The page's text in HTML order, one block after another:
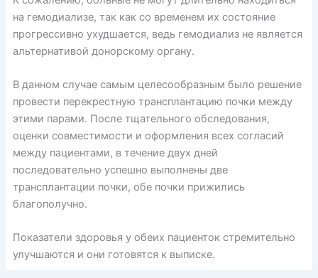
на гемодиализе, так как со временем их состояние
прогрессивно ухудшается, ведь гемодиализ не является
альтернативой донорскому органу.
В данном случае самым целесообразным было решение
провести перекрестную трансплантацию почки между
этими парами. После тщательного обследования,
оценки совместимости и оформления всех согласий
между пациентами, в течение двух дней
последовательно успешно выполнены две
трансплантации почки, обе почки прижились
благополучно.
Показатели здоровья у обеих пациенток стремительно
улучшаются и они готовятся к выписке.